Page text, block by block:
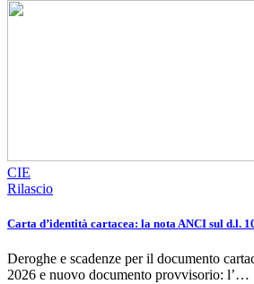
CIE
Rilascio
Carta d’identità cartacea: la nota ANCI sul d.l.
Deroghe e scadenze per il documento
2026 e nuovo documento provvisorio: l’…